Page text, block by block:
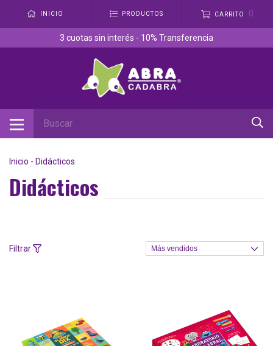
INICIO PRODUCTOS CARRITO 0
3 cuotas sin interés - 10% Transferencia
Inicio - Didácticos
Didácticos
Filtrar